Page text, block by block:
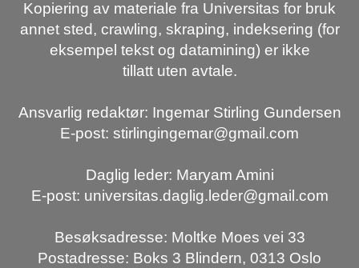
Kopiering av materiale fra Universitas for bruk
annet sted, crawling, skraping, indeksering (for
eksempel tekst og datamining) er ikke
tillatt uten avtale.
Ansvarlig redaktør: Ingemar Stirling Gundersen
E-post: stirlingingemar@gmail.com
Daglig leder: Maryam Amini
E-post: universitas.daglig.leder@gmail.com
Besøksadresse: Moltke Moes vei 33
Postadresse: Boks 3 Blindern, 0313 Oslo